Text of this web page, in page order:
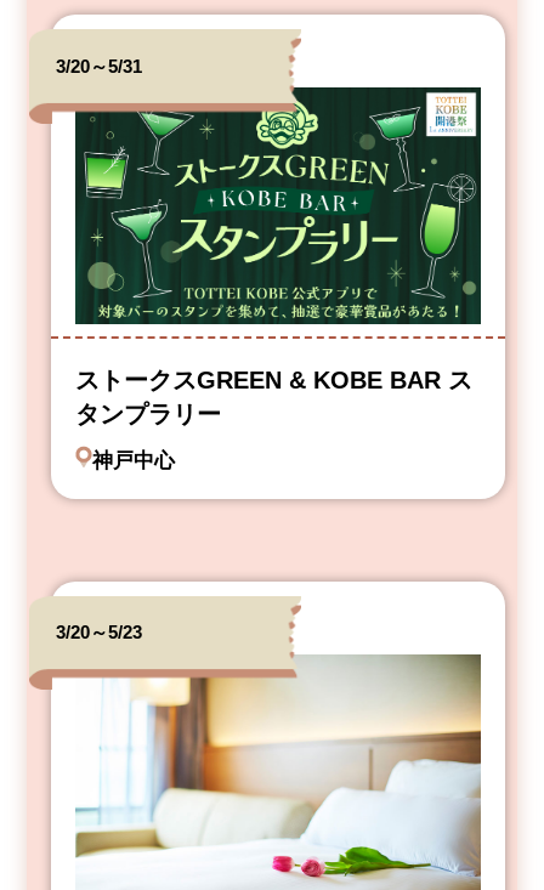
3/20～5/31
ストークスGREEN & KOBE BAR ス
タンプラリー
神戸中心
3/20～5/23